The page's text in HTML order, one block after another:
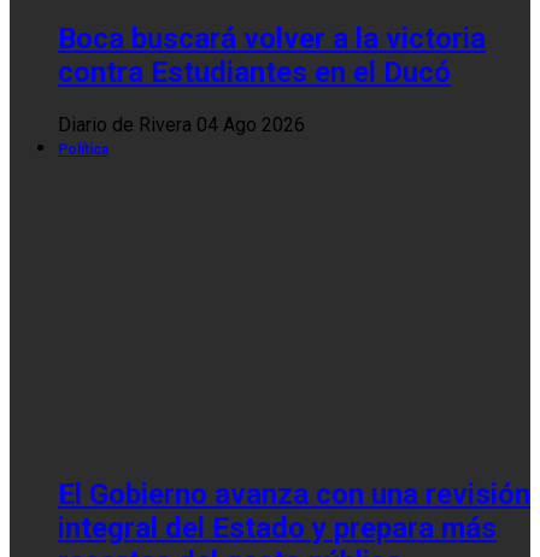
Boca buscará volver a la victoria
contra Estudiantes en el Ducó
Diario de Rivera 04 Ago 2026
Política
El Gobierno avanza con una revisión
integral del Estado y prepara más